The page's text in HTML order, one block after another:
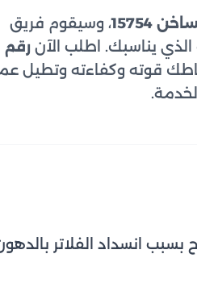
15754
، وسيقوم فريق
رقم
قوته وكفاءته وتطيل
انسداد الفلاتر